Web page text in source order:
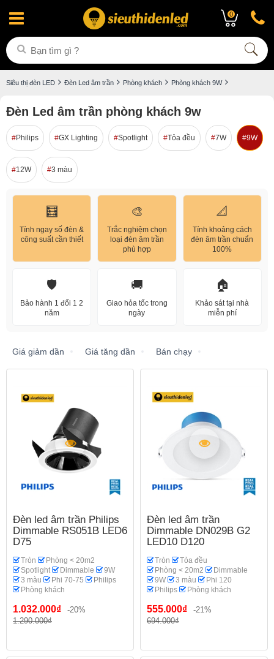
0
Siêu thị đèn LED Đèn Led âm trần Phòng khách Phòng khách 9W
Đèn Led âm trần phòng khách 9w
Philips GX Lighting Spotlight Tỏa đều 7W 9W
12W 3 màu
🧮
Tính ngay số đèn &
công suất cần thiết
🎨
Trắc nghiệm chọn
loại đèn âm trần
phù hợp
📐
Tính khoảng cách
đèn âm trần chuẩn
100%
🛡️
Bảo hành 1 đổi 1 2
năm
🚚
Giao hỏa tốc trong
ngày
🏠
Khảo sát tại nhà
miễn phí
Giá giảm dần Giá tăng dần Bán chạy
Đèn led âm trần Philips
Dimmable RS051B LED6
D75
Tròn
Phòng < 20m2
Spotlight
Dimmable
9W
3 màu
Phi 70-75
Philips
Phòng khách
1.032.000₫
-20%
1.290.000₫
Đèn led âm trần
Dimmable DN029B G2
LED10 D120
Tròn
Tỏa đều
Phòng < 20m2
Dimmable
9W
3 màu
Phi 120
Philips
Phòng khách
555.000₫
-21%
694.000₫